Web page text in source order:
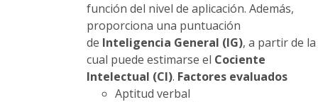
función del nivel de aplicación. Además,
proporciona una puntuación
de Inteligencia General (IG), a partir de la
cual puede estimarse el Cociente
Intelectual (CI). Factores evaluados
Aptitud verbal